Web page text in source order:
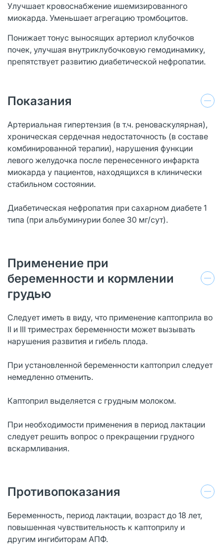
Улучшает кровоснабжение ишемизированного
миокарда. Уменьшает агрегацию тромбоцитов.
Понижает тонус выносящих артериол клубочков
почек, улучшая внутриклубочковую гемодинамику,
препятствует развитию диабетической нефропатии.
Показания
Артериальная гипертензия (в т.ч. реноваскулярная),
хроническая сердечная недостаточность (в составе
комбинированной терапии), нарушения функции
левого желудочка после перенесенного инфаркта
миокарда у пациентов, находящихся в клинически
стабильном состоянии.
Диабетическая нефропатия при сахарном диабете 1
типа (при альбуминурии более 30 мг/сут).
Применение при
беременности и кормлении
грудью
Следует иметь в виду, что применение каптоприла во
II и III триместрах беременности может вызывать
нарушения развития и гибель плода.
При установленной беременности каптоприл следует
немедленно отменить.
Каптоприл выделяется с грудным молоком.
При необходимости применения в период лактации
следует решить вопрос о прекращении грудного
вскармливания.
Противопоказания
Беременность, период лактации, возраст до 18 лет,
повышенная чувствительность к каптоприлу и
другим ингибиторам АПФ.